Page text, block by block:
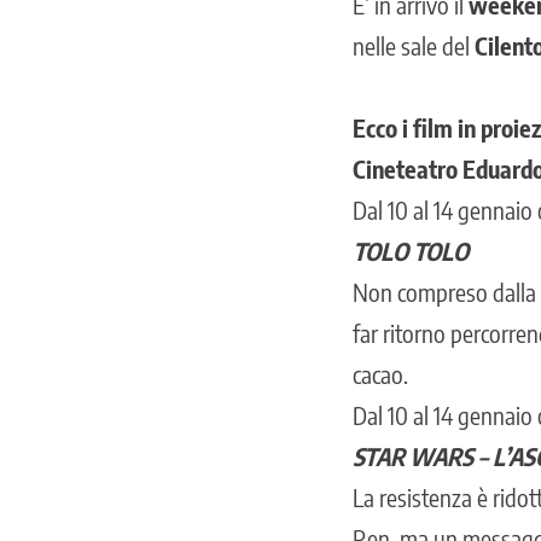
nelle sale del
Ecco i film in
Cineteatro
Dal 10 al 14 gennaio
TOLO TOLO
Non compreso
far ritorno
cacao.
Dal 10 al 14 gennaio
STAR WARS –
La resistenza è